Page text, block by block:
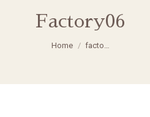
Factory06
You are here:
Home facto…